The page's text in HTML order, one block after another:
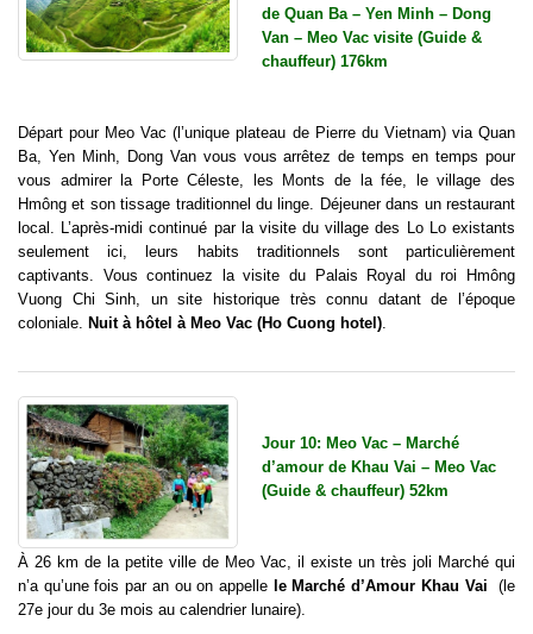
de Quan Ba – Yen Minh – Dong
Van – Meo Vac visite (Guide &
chauffeur) 176km
Départ pour Meo Vac (l’unique plateau de Pierre du Vietnam) via Quan
Ba, Yen Minh, Dong Van vous vous arrêtez de temps en temps pour
vous admirer la Porte Céleste, les Monts de la fée, le village des
Hmông et son tissage traditionnel du linge. Déjeuner dans un restaurant
local. L’après-midi continué par la visite du village des Lo Lo existants
seulement ici, leurs habits traditionnels sont particulièrement
captivants. Vous continuez la visite du Palais Royal du roi Hmông
Vuong Chi Sinh, un site historique très connu datant de l’époque
coloniale. Nuit à hôtel à Meo Vac (Ho Cuong hotel)
Jour 10: Meo Vac – Marché
d’amour de Khau Vai – Meo Vac
(Guide & chauffeur) 52km
À 26 km de la petite ville de Meo Vac, il existe un très joli Marché qui
n’a qu’une fois par an ou on appelle le Marché d’Amour Khau Vai
(le
27e jour du 3e mois au calendrier lunaire).